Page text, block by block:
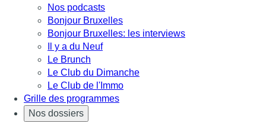
Nos podcasts
Bonjour Bruxelles
Bonjour Bruxelles: les interviews
Il y a du Neuf
Le Brunch
Le Club du Dimanche
Le Club de l'Immo
Grille des programmes
Nos dossiers